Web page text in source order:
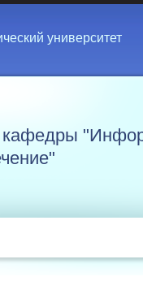
университет